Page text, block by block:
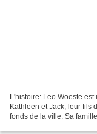
L'histoire: Leo Woeste
Kathleen et Jack, leur fils
fonds de la ville. Sa